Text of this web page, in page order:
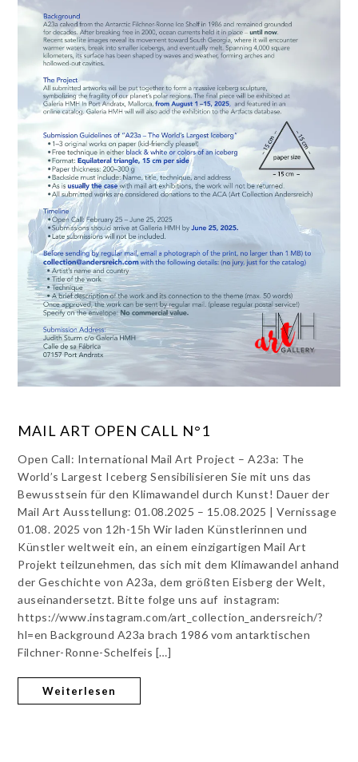
MAIL ART OPEN CALL N°1
Open Call: International Mail Art Project – A23a: The
World’s Largest Iceberg Sensibilisieren Sie mit uns das
Bewusstsein für den Klimawandel durch Kunst! Dauer der
Mail Art Ausstellung: 01.08.2025 – 15.08.2025 | Vernissage
01.08. 2025 von 12h-15h Wir laden Künstlerinnen und
Künstler weltweit ein, an einem einzigartigen Mail Art
Projekt teilzunehmen, das sich mit dem Klimawandel anhand
der Geschichte von A23a, dem größten Eisberg der Welt,
auseinandersetzt. Bitte folge uns auf instagram:
https://www.instagram.com/art_collection_andersreich/?
hl=en Background A23a brach 1986 vom antarktischen
Filchner-Ronne-Schelfeis […]
Weiterlesen